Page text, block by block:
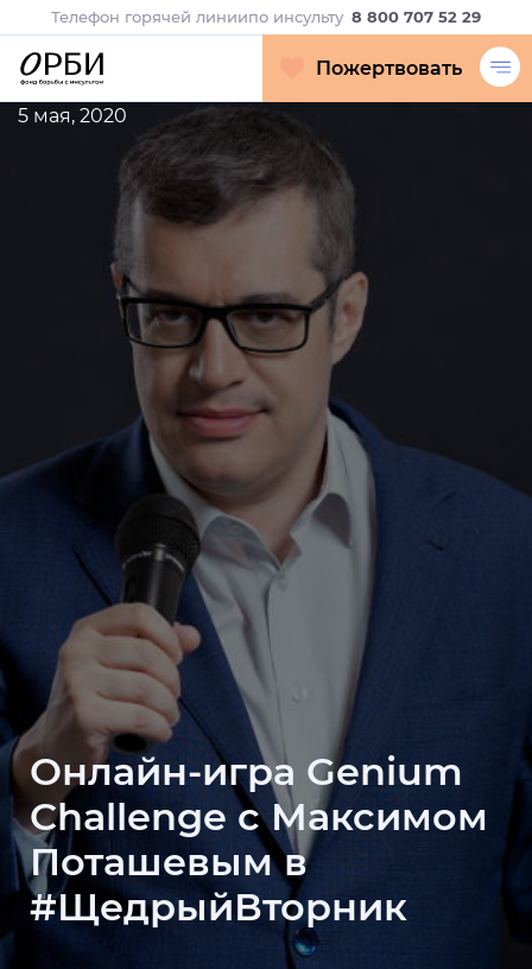
Телефон горячей линиипо инсульту 8 800 707 52 29
Пожертвовать
5 мая, 2020
Онлайн-игра Genium
Challenge с Максимом
Поташевым в
#ЩедрыйВторник